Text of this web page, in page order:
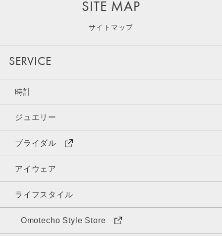
SITE MAP
サイトマップ
SERVICE
時計
ジュエリー
ブライダル
アイウェア
ライフスタイル
Omotecho Style Store